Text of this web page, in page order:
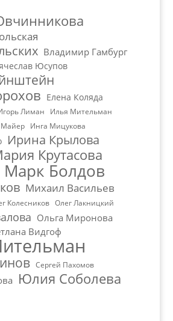
Владимир Гамбург
Юсупов
Елена Коляда
Лиман
Илья Мительман
Майер Инга Мицукова
Ирина Крылова
Крутасова
Марк Болдов
Михаил Васильев
Колесников Олег Лакницкий
Ольга Миронова
Видгоф
Сергей Пахомов
Юлия Соболева